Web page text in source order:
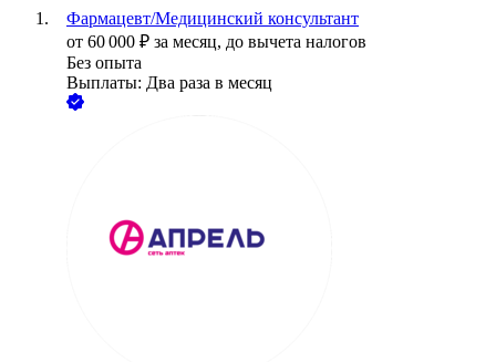
Фармацевт/Медицинский консультант
от 60 000 ₽ за месяц, до вычета налогов
Без опыта
Выплаты: Два раза в месяц